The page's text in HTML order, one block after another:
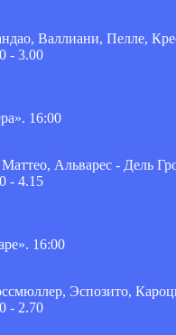
Валлиани, Пелле,
- 3.00
16:00
Альварес - Дель
- 4.15
16:00
Эспозито,
- 2.70